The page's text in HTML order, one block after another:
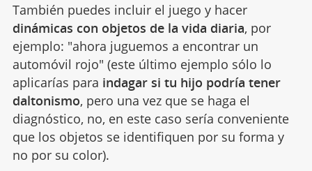
También puedes incluir el juego y hacer
dinámicas con objetos de la vida diaria, por
ejemplo: "ahora juguemos a encontrar un
automóvil rojo" (este último ejemplo sólo lo
aplicarías para indagar si tu hijo podría tener
daltonismo, pero una vez que se haga el
diagnóstico, no, en este caso sería conveniente
que los objetos se identifiquen por su forma y
no por su color).